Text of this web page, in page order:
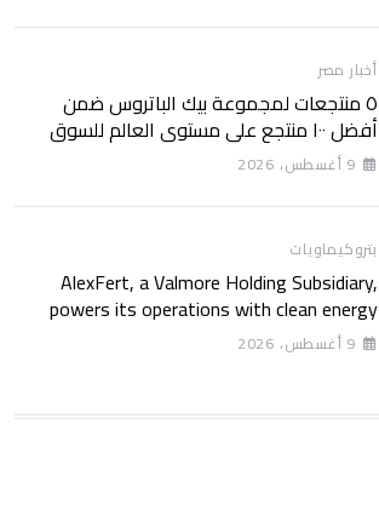
أخبار مصر
٥ منتجعات لمجموعة بيك الباتروس ضمن
أفضل ١٠٠ منتجع على مستوى العالم للسوق
الروسى
9 أغسطس، 2026
بتروكيماويات
AlexFert, a Valmore Holding Subsidiary,
powers its operations with clean energy
through a 30-year partnership with
SolarizEgypt
9 أغسطس، 2026